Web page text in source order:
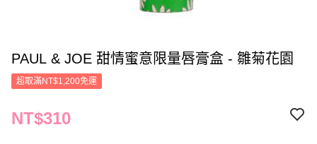
PAUL & JOE 甜情蜜意限量唇膏盒 - 雛菊花園
超取滿NT$1,200免運
NT$310